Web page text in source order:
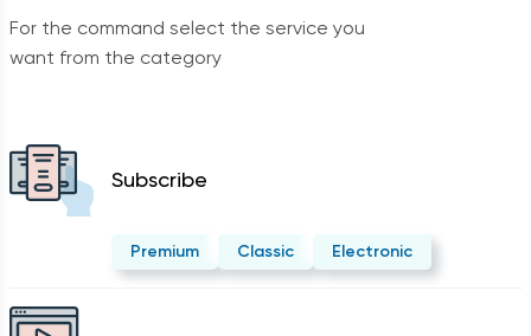
For the command select the service you
want from the category
Subscribe
Premium Classic Electronic